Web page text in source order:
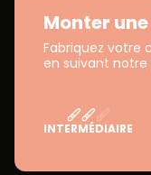
Monter
Fabriquez votre
en suivant notre
INTERMÉDIAIRE